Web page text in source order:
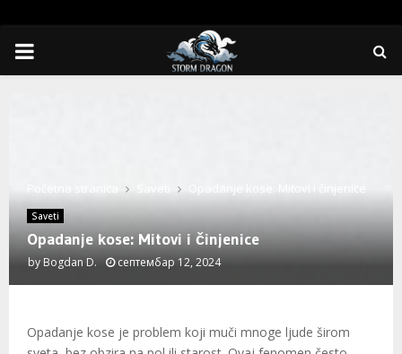
PRIMARY
Saveti
Opadanje kose: Mitovi i činjenice
by Bogdan D. септембар 12, 2024
Opadanje kose je problem koji muči mnoge ljude širom